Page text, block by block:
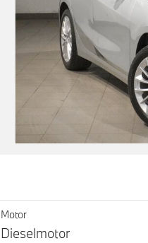
Motor
Dieselmotor